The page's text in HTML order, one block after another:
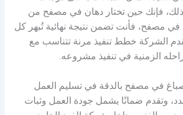
لذلك، فإنك حين تختار دهان في مصفح من
مصفح، فأنت تضمن نتيجة نهائية تُبهر كل
الشركة خطط تنفيذ مرنة تتناسب مع
الزمنية في تنفيذ مشروعه.
في مصفح بالدقة في تسليم العمل
وتقدم ضمانًا يشمل جودة العمل وثبات